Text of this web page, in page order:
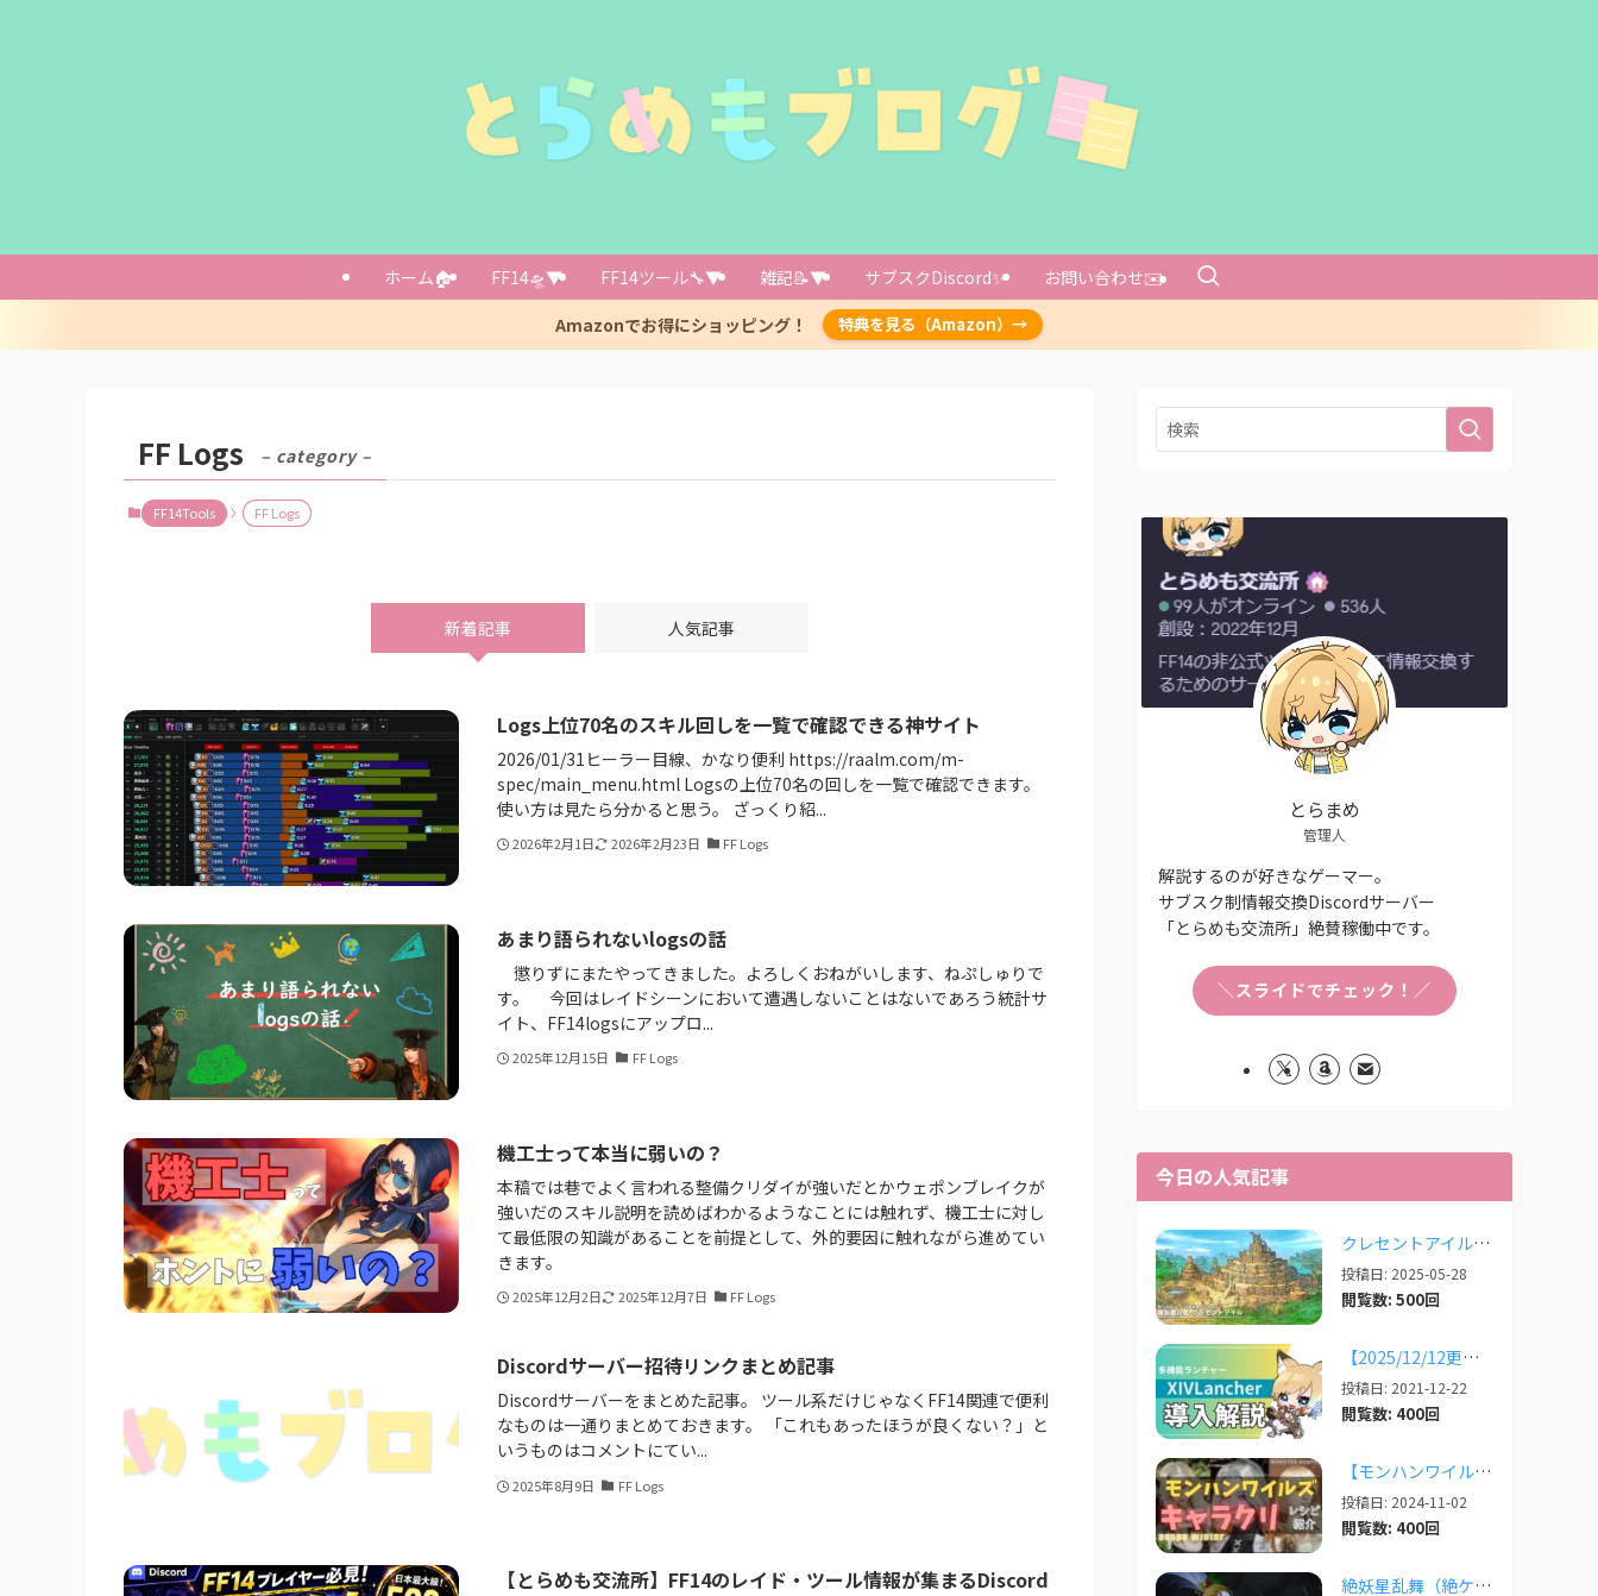
ホーム🏠 FF14🛸▼ FF14ツール🔧▼ 雑記📝▼ サブスクDiscord✨️
お問い合わせ✉️
Amazonでお得にショッピング！
特典を見る（Amazon）→
FF Logs – category –
FF14Tools FF Logs
新着記事 人気記事
Logs上位70名のスキル回しを一覧で確認できる神サイト
2026/01/31ヒーラー目線、かなり便利 https://raalm.com/m-
spec/main_menu.html Logsの上位70名の回しを一覧で確認できます。
使い方は見たら分かると思う。 ざっくり紹...
2026年2月1日 2026年2月23日 FF Logs
あまり語られないlogsの話
懲りずにまたやってきました。よろしくおねがいします、ねぷしゅりで
す。 今回はレイドシーンにおいて遭遇しないことはないであろう統計サ
イト、FF14logsにアップロ...
2025年12月15日 FF Logs
機工士って本当に弱いの？
本稿では巷でよく言われる整備クリダイが強いだとかウェポンブレイクが
強いだのスキル説明を読めばわかるようなことには触れず、機工士に対し
て最低限の知識があることを前提として、外的要因に触れながら進めてい
きます。
2025年12月2日 2025年12月7日 FF Logs
Discordサーバー招待リンクまとめ記事
Discordサーバーをまとめた記事。 ツール系だけじゃなくFF14関連で便利
なものは一通りまとめておきます。 「これもあったほうが良くない？」と
いうものはコメントにてい...
2025年8月9日 FF Logs
【とらめも交流所】FF14のレイド・ツール情報が集まるDiscord
とらまめ
管理人
解説するのが好きなゲーマー。
サブスク制情報交換Discordサーバー
「とらめも交流所」絶賛稼働中です。
＼スライドでチェック！／
今日の人気記事
クレセントアイルで使えるツール情報まとめ【2026/07/30更新】
投稿日: 2025-05-28
閲覧数: 500回
【2025/12/12更新】多機能ランチャー「XIVLauncher」の導入方法・使い方について
投稿日: 2021-12-22
閲覧数: 400回
【モンハンワイルズ】美人・かわいいキャラクリレシピまとめ＋その他オススメの設定など
投稿日: 2024-11-02
閲覧数: 400回
絶妖星乱舞（絶ケフカ）のSplatoonレイアウト・スクリプトまとめ